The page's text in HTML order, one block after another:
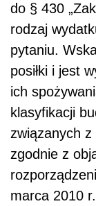
do § 430
rodzaj
pytaniu.
posiłki i jest
ich
klasyfikacji
związanych
zgodnie z
marca 2010